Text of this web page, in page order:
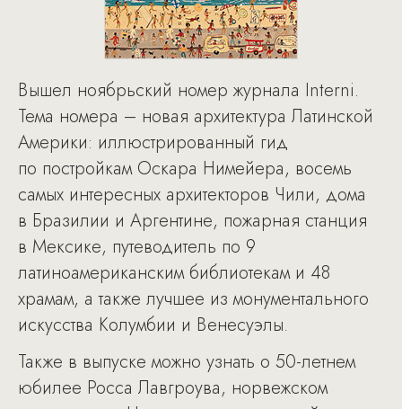
Вышел ноябрьский номер журнала Interni.
Тема номера – новая архитектура Латинской
Америки: иллюстрированный гид
по постройкам Оскара Нимейера, восемь
самых интересных архитекторов Чили, дома
в Бразилии и Аргентине, пожарная станция
в Мексике, путеводитель по 9
латиноамериканским библиотекам и 48
храмам, а также лучшее из монументального
искусства Колумбии и Венесуэлы.
Также в выпуске можно узнать о 50-летнем
юбилее Росса Лавгроува, норвежском